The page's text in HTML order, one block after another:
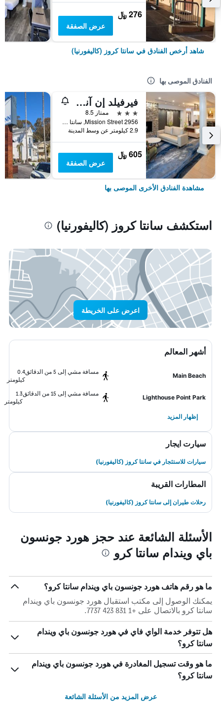
276 ﷼
عرض الصفقة
شاهد أرخص الفنادق في سانتا كروز (كاليفورنيا)
الفنادق الموصى بها
فيرفيلد إن آند سويتس باي ماريوت سانتا كروز، كاليفورنيا
3 نجوم
ممتاز 8.5
2956 Mission Street, سانتا كروز (كاليفورنيا), CA, الولايات المتحدة الأميريكية
2.9 كيلومتر عن وسط المدينة
605 ﷼
عرض الصفقة
مشاهدة الفنادق الأخرى الموصى بها
استكشف سانتا كروز (كاليفورنيا)
اعرض على الخريطة
أشهر المعالم
Main Beach
مسافة مشي إلى 5 من الدقائق
0.4
كيلومتر
Lighthouse Point Park
مسافة مشي إلى 15 من الدقائق
1.3
كيلومتر
إظهار المزيد
سيارت ايجار
سيارات للاستئجار في سانتا كروز (كاليفورنيا)
المطارات القريبة
رحلات طيران إلى سانتا كروز (كاليفورنيا)
الأسئلة الشائعة عند حجز هورد جونسون
باي ويندام سانتا كرو
ما هو رقم هاتف هورد جونسون باي ويندام سانتا كرو؟
يمكنك الوصول إلى مكتب استقبال هورد جونسون باي ويندام
سانتا كرو بالاتصال على +1 831 423 7737.
هل تتوفر خدمة الواي فاي في هورد جونسون باي ويندام
سانتا كرو؟
ما هو وقت تسجيل المغادرة في هورد جونسون باي ويندام
سانتا كرو؟
عرض المزيد من الأسئلة الشائعة